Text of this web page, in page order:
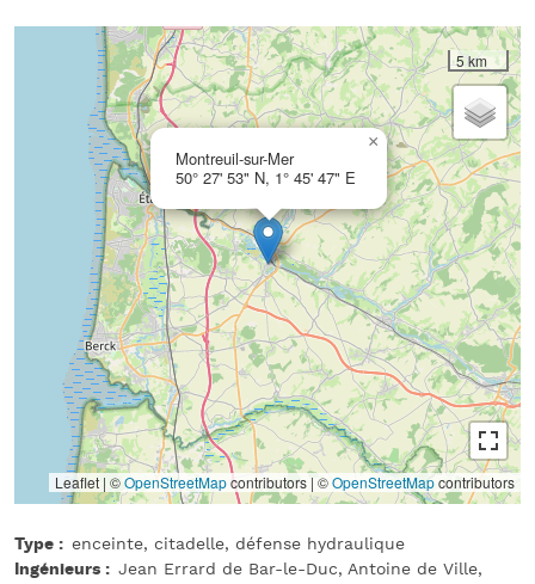
Montreuil-sur-Mer
50° 27' 53" N, 1° 45' 47" E
×
5 km
Leaflet | ©OpenStreetMapcontributors | ©OpenStreetMapcontributors
Type
enceinte, citadelle, défense hydraulique
Ingénieurs
Jean Errard de Bar-le-Duc, Antoine de Ville,